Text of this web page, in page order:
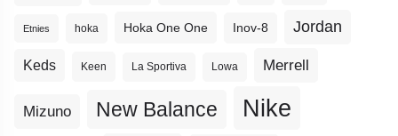
Etnies hoka Hoka One One Inov-8 Jordan
Keds Keen La Sportiva Lowa Merrell
Mizuno New Balance Nike